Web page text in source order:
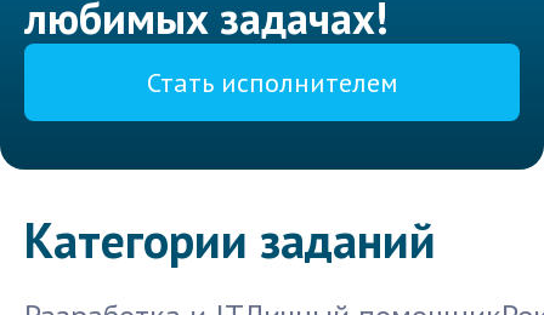
любимых задачах!
Стать исполнителем
Категории заданий